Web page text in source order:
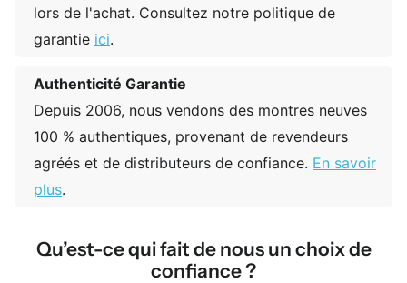
lors de l'achat. Consultez notre politique de
garantie ici.
Authenticité Garantie
Depuis 2006, nous vendons des montres neuves
100 % authentiques, provenant de revendeurs
agréés et de distributeurs de confiance. En savoir
plus.
Qu’est-ce qui fait de nous un choix de
confiance ?